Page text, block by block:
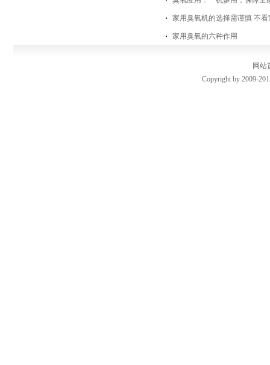
家用臭氧机的选择需谨慎 不
家用臭氧的六种作用
网站
Copyright by 2009-